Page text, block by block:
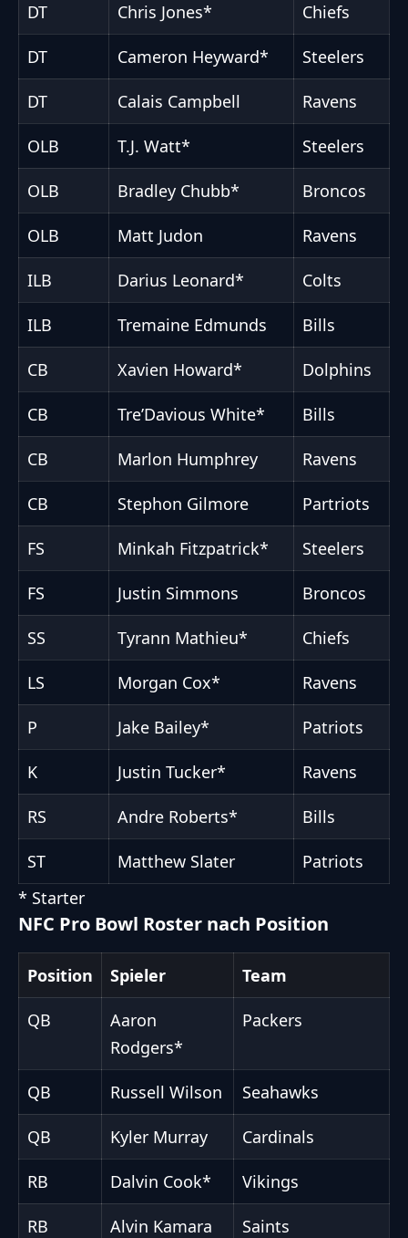
DT Chris Jones* Chiefs
DT Cameron Heyward* Steelers
DT Calais Campbell Ravens
OLB T.J. Watt* Steelers
OLB Bradley Chubb* Broncos
OLB Matt Judon Ravens
ILB Darius Leonard* Colts
ILB Tremaine Edmunds Bills
CB Xavien Howard* Dolphins
CB Tre’Davious White* Bills
CB Marlon Humphrey Ravens
CB Stephon Gilmore Partriots
FS Minkah Fitzpatrick* Steelers
FS Justin Simmons Broncos
SS Tyrann Mathieu* Chiefs
LS Morgan Cox* Ravens
P Jake Bailey* Patriots
K Justin Tucker* Ravens
RS Andre Roberts* Bills
ST Matthew Slater
Patriots
* Starter
NFC Pro Bowl Roster nach Position
Position Spieler Team
QB
Aaron
Rodgers*
Packers
QB Russell Wilson Seahawks
QB Kyler Murray Cardinals
RB Dalvin Cook* Vikings
RB Alvin Kamara Saints